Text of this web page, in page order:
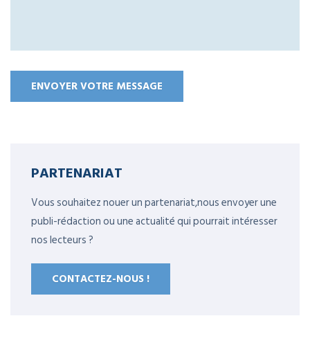
PARTENARIAT
Vous souhaitez nouer un partenariat,nous envoyer une
publi-rédaction ou une actualité qui pourrait intéresser
nos lecteurs ?
CONTACTEZ-NOUS !